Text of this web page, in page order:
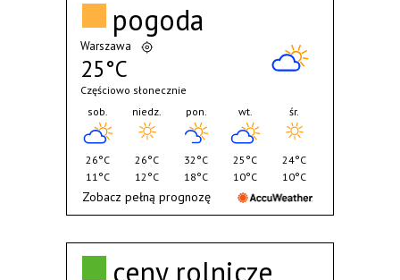
ceny rolnicze
pogoda
Warszawa
25°C
Częściowo słonecznie
sob.
26°C
11°C
niedz.
26°C
12°C
pon.
32°C
18°C
wt.
25°C
10°C
śr.
24°C
10°C
Zobacz pełną prognozę